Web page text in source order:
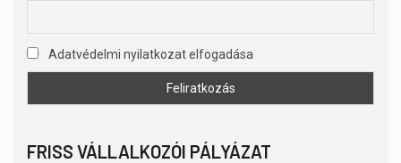
Adatvédelmi nyilatkozat elfogadása
FRISS VÁLLALKOZÓI PÁLYÁZAT